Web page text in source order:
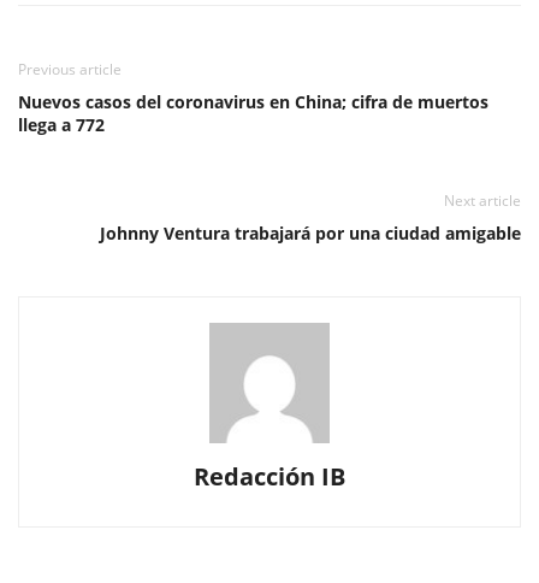
Previous article
Nuevos casos del coronavirus en China; cifra de muertos
llega a 772
Next article
Johnny Ventura trabajará por una ciudad amigable
Redacción IB